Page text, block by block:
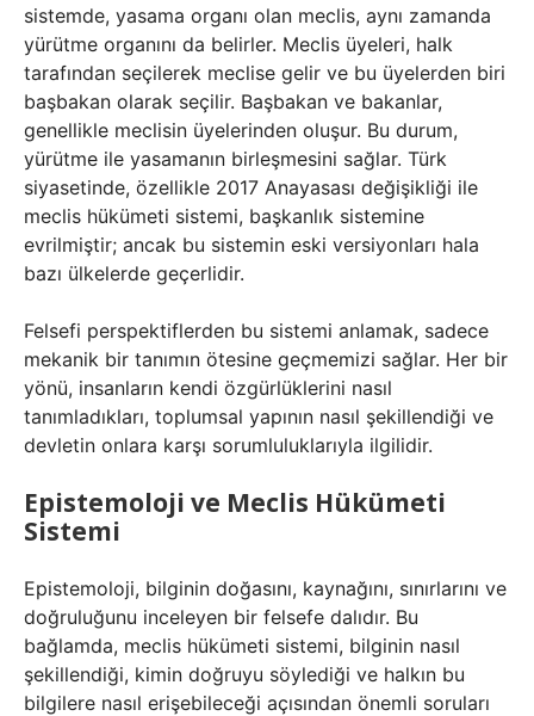
sistemde, yasama organı olan meclis, aynı zamanda
yürütme organını da belirler. Meclis üyeleri, halk
tarafından seçilerek meclise gelir ve bu üyelerden biri
başbakan olarak seçilir. Başbakan ve bakanlar,
genellikle meclisin üyelerinden oluşur. Bu durum,
yürütme ile yasamanın birleşmesini sağlar. Türk
siyasetinde, özellikle 2017 Anayasası değişikliği ile
meclis hükümeti sistemi, başkanlık sistemine
evrilmiştir; ancak bu sistemin eski versiyonları hala
bazı ülkelerde geçerlidir.
Felsefi perspektiflerden bu sistemi anlamak, sadece
mekanik bir tanımın ötesine geçmemizi sağlar. Her bir
yönü, insanların kendi özgürlüklerini nasıl
tanımladıkları, toplumsal yapının nasıl şekillendiği ve
devletin onlara karşı sorumluluklarıyla ilgilidir.
Epistemoloji ve Meclis Hükümeti
Sistemi
Epistemoloji, bilginin doğasını, kaynağını, sınırlarını ve
doğruluğunu inceleyen bir felsefe dalıdır. Bu
bağlamda, meclis hükümeti sistemi, bilginin nasıl
şekillendiği, kimin doğruyu söylediği ve halkın bu
bilgilere nasıl erişebileceği açısından önemli soruları